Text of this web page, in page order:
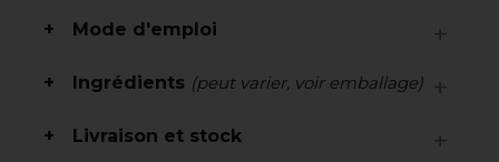
Mode d'emploi
Ingrédients (peut varier, voir emballage)
Livraison et stock